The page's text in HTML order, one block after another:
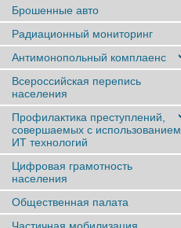
Брошенные авто
Радиационный мониторинг
Антимонопольный комплаенс
Всероссийская перепись
населения
Профилактика преступлений,
совершаемых с использованием
ИТ технологий
Цифровая грамотность
населения
Общественная палата